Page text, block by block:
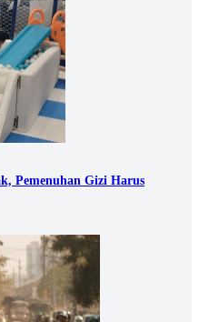
Pemenuhan Gizi Harus